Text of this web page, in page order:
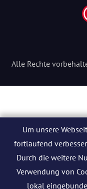
Alle Rechte
Um unsere
fortlaufend
Durch die weitere
Verwendung von
lokal